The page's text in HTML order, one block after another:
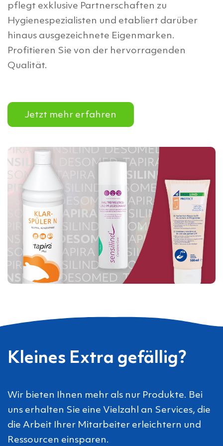
pflegt exklusive Partnerschaften zu
Hygienespezialisten und etabliert darüber
hinaus ausgezeichnete Eigenmarken.
Profitieren Sie von der hervorragenden
Qualität.
Jetzt mehr erfahren
Kleines Extra gefällig?
Wir bieten Ihnen mehr als nur Produkte. Bei
uns erhalten Sie eine Vielzahl an Services, die
die Arbeit Ihrer Mitarbeiter erleichtern und
Ressourcen einsparen.